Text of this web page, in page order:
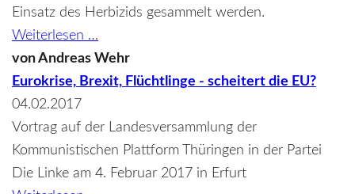
Einsatz des Herbizids gesammelt werden.
Weiterlesen …
Runde
im
gegen
Glyphosat?
vonAndreas Wehr
Eurokrise, Brexit, Flüchtlinge - scheitert die EU?
04.02.2017
Vortrag auf der Landesversammlung der
Kommunistischen Plattform Thüringen in der Partei
Die Linke am 4. Februar 2017 in Erfurt